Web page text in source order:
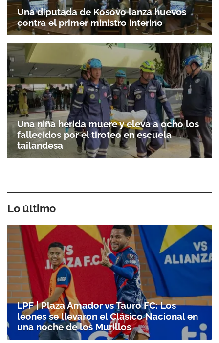
Una diputada de Kosovo lanza huevos
contra el primer ministro interino
Una niña herida muere y eleva a ocho los
fallecidos por el tiroteo en escuela
tailandesa
Lo último
LPF | Plaza Amador vs Tauro FC: Los
leones se llevaron el Clásico Nacional en
una noche de los Murillos